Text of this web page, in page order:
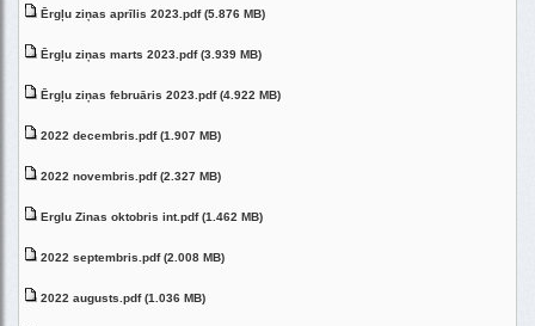
Ērgļu ziņas aprīlis 2023.pdf (5.876 MB)
Ērgļu ziņas marts 2023.pdf (3.939 MB)
Ērgļu ziņas februāris 2023.pdf (4.922 MB)
2022 decembris.pdf (1.907 MB)
2022 novembris.pdf (2.327 MB)
Erglu Zinas oktobris int.pdf (1.462 MB)
2022 septembris.pdf (2.008 MB)
2022 augusts.pdf (1.036 MB)